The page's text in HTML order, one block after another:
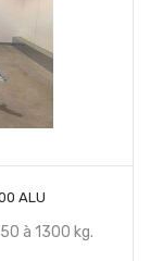
ALU
à 1300 kg.